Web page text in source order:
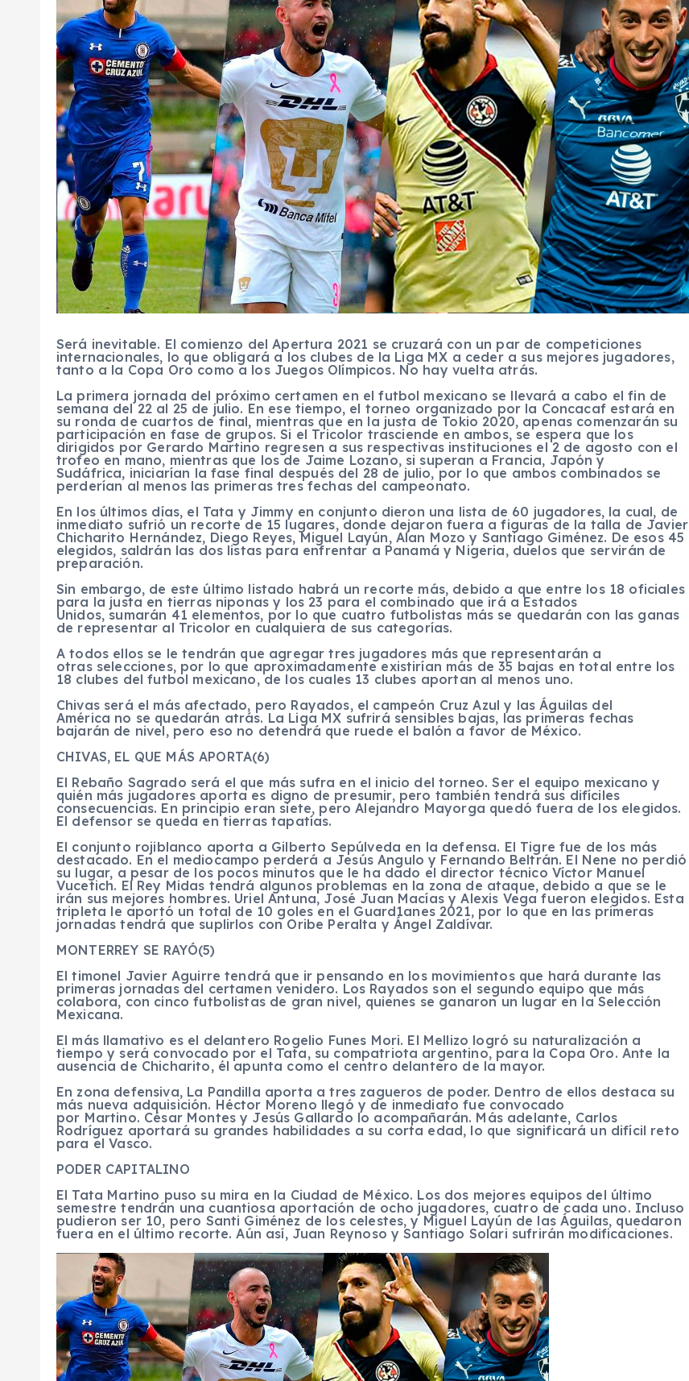
Será inevitable. El comienzo del Apertura 2021 se cruzará con un par de competiciones
internacionales, lo que obligará a los clubes de la Liga MX a ceder a sus mejores jugadores,
tanto a la Copa Oro como a los Juegos Olímpicos. No hay vuelta atrás.
La primera jornada del próximo certamen en el futbol mexicano se llevará a cabo el fin de
semana del 22 al 25 de julio. En ese tiempo, el torneo organizado por la Concacaf estará en
su ronda de cuartos de final, mientras que en la justa de Tokio 2020, apenas comenzarán su
participación en fase de grupos. Si el Tricolor trasciende en ambos, se espera que los
dirigidos por Gerardo Martino regresen a sus respectivas instituciones el 2 de agosto con el
trofeo en mano, mientras que los de Jaime Lozano, si superan a Francia, Japón y
Sudáfrica, iniciarían la fase final después del 28 de julio, por lo que ambos combinados se
perderían al menos las primeras tres fechas del campeonato.
En los últimos días, el Tata y Jimmy en conjunto dieron una lista de 60 jugadores, la cual, de
inmediato sufrió un recorte de 15 lugares, donde dejaron fuera a figuras de la talla de Javier
Chicharito Hernández, Diego Reyes, Miguel Layún, Alan Mozo y Santiago Giménez. De esos 45
elegidos, saldrán las dos listas para enfrentar a Panamá y Nigeria, duelos que servirán de
preparación.
Sin embargo, de este último listado habrá un recorte más, debido a que entre los 18 oficiales
para la justa en tierras niponas y los 23 para el combinado que irá a Estados
Unidos, sumarán 41 elementos, por lo que cuatro futbolistas más se quedarán con las ganas
de representar al Tricolor en cualquiera de sus categorías.
A todos ellos se le tendrán que agregar tres jugadores más que representarán a
otras selecciones, por lo que aproximadamente existirían más de 35 bajas en total entre los
18 clubes del futbol mexicano, de los cuales 13 clubes aportan al menos uno.
Chivas será el más afectado, pero Rayados, el campeón Cruz Azul y las Águilas del
América no se quedarán atrás. La Liga MX sufrirá sensibles bajas, las primeras fechas
bajarán de nivel, pero eso no detendrá que ruede el balón a favor de México.
CHIVAS, EL QUE MÁS APORTA(6)
El Rebaño Sagrado será el que más sufra en el inicio del torneo. Ser el equipo mexicano y
quién más jugadores aporta es digno de presumir, pero también tendrá sus difíciles
consecuencias. En principio eran siete, pero Alejandro Mayorga quedó fuera de los elegidos.
El defensor se queda en tierras tapatías.
El conjunto rojiblanco aporta a Gilberto Sepúlveda en la defensa. El Tigre fue de los más
destacado. En el mediocampo perderá a Jesús Angulo y Fernando Beltrán. El Nene no perdió
su lugar, a pesar de los pocos minutos que le ha dado el director técnico Víctor Manuel
Vucetich. El Rey Midas tendrá algunos problemas en la zona de ataque, debido a que se le
irán sus mejores hombres. Uriel Antuna, José Juan Macías y Alexis Vega fueron elegidos. Esta
tripleta le aportó un total de 10 goles en el Guard1anes 2021, por lo que en las primeras
jornadas tendrá que suplirlos con Oribe Peralta y Ángel Zaldívar.
MONTERREY SE RAYÓ(5)
El timonel Javier Aguirre tendrá que ir pensando en los movimientos que hará durante las
primeras jornadas del certamen venidero. Los Rayados son el segundo equipo que más
colabora, con cinco futbolistas de gran nivel, quienes se ganaron un lugar en la Selección
Mexicana.
El más llamativo es el delantero Rogelio Funes Mori. El Mellizo logró su naturalización a
tiempo y será convocado por el Tata, su compatriota argentino, para la Copa Oro. Ante la
ausencia de Chicharito, él apunta como el centro delantero de la mayor.
En zona defensiva, La Pandilla aporta a tres zagueros de poder. Dentro de ellos destaca su
más nueva adquisición. Héctor Moreno llegó y de inmediato fue convocado
por Martino. César Montes y Jesús Gallardo lo acompañarán. Más adelante, Carlos
Rodríguez aportará su grandes habilidades a su corta edad, lo que significará un difícil reto
para el Vasco.
PODER CAPITALINO
El Tata Martino puso su mira en la Ciudad de México. Los dos mejores equipos del último
semestre tendrán una cuantiosa aportación de ocho jugadores, cuatro de cada uno. Incluso
pudieron ser 10, pero Santi Giménez de los celestes, y Miguel Layún de las Águilas, quedaron
fuera en el último recorte. Aún así, Juan Reynoso y Santiago Solari sufrirán modificaciones.